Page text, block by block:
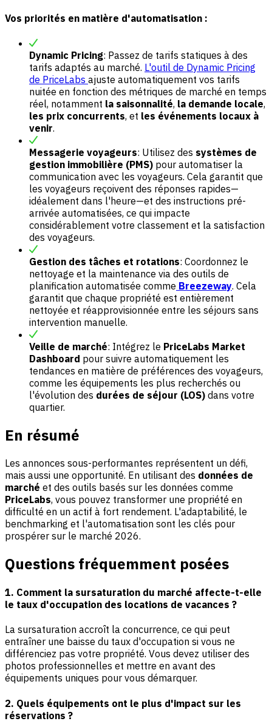
Vos priorités en matière d'automatisation :
Dynamic Pricing: Passez de tarifs statiques à des
tarifs adaptés au marché. L'outil de Dynamic Pricing
de PriceLabs ajuste automatiquement vos tarifs
nuitée en fonction des métriques de marché en temps
réel, notamment la saisonnalité, la demande locale,
les prix concurrents, et les événements locaux à
venir.
Messagerie voyageurs: Utilisez des systèmes de
gestion immobilière (PMS) pour automatiser la
communication avec les voyageurs. Cela garantit que
les voyageurs reçoivent des réponses rapides—
idéalement dans l'heure—et des instructions pré-
arrivée automatisées, ce qui impacte
considérablement votre classement et la satisfaction
des voyageurs.
Gestion des tâches et rotations: Coordonnez le
nettoyage et la maintenance via des outils de
planification automatisée comme Breezeway. Cela
garantit que chaque propriété est entièrement
nettoyée et réapprovisionnée entre les séjours sans
intervention manuelle.
Veille de marché: Intégrez le PriceLabs Market
Dashboard pour suivre automatiquement les
tendances en matière de préférences des voyageurs,
comme les équipements les plus recherchés ou
l'évolution des durées de séjour (LOS) dans votre
quartier.
En résumé
Les annonces sous-performantes représentent un défi,
mais aussi une opportunité. En utilisant des données de
marché et des outils basés sur les données comme
PriceLabs, vous pouvez transformer une propriété en
difficulté en un actif à fort rendement. L'adaptabilité, le
benchmarking et l'automatisation sont les clés pour
prospérer sur le marché 2026.
Questions fréquemment posées
1. Comment la sursaturation du marché affecte-t-elle
le taux d'occupation des locations de vacances ?
La sursaturation accroît la concurrence, ce qui peut
entraîner une baisse du taux d'occupation si vous ne
différenciez pas votre propriété. Vous devez utiliser des
photos professionnelles et mettre en avant des
équipements uniques pour vous démarquer.
2. Quels équipements ont le plus d'impact sur les
réservations ?